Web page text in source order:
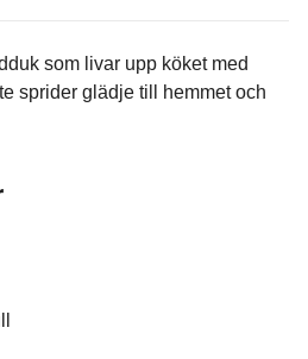
som livar upp köket med
sprider glädje till hemmet och